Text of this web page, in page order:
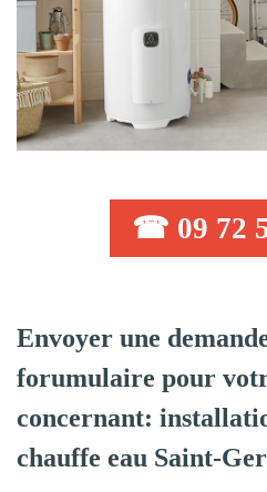
☎ 09 72
Envoyer une
forumulaire pour
concernant:
chauffe eau Saint-